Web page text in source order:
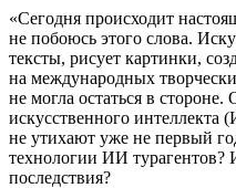
«Сегодня происходит
не побоюсь этого слова.
тексты, рисует картинки,
на международных
не могла остаться в
искусственного интеллекта
не утихают уже не первый
технологии ИИ турагентов?
последствия?